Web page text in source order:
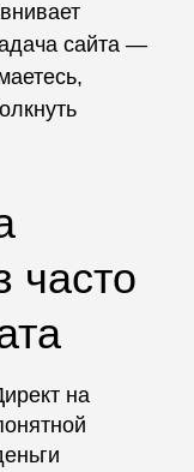
сайта —
часто
на